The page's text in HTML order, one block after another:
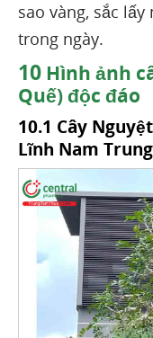
sao vàng, sắc
trong ngày.
10 Hình ảnh
Quế) độc đáo
10.1 Cây
Lĩnh Nam